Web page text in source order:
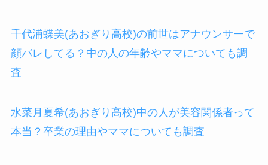
千代浦蝶美(あおぎり高校)の前世はアナウンサーで
顔バレしてる？中の人の年齢やママについても調
査
水菜月夏希(あおぎり高校)中の人が美容関係者って
本当？卒業の理由やママについても調査